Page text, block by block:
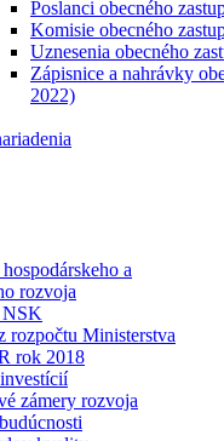
Poslanci obecného
Komisie obecného
Uznesenia obecného
Zápisnice a nahrávky
2022)
a
rozvoja
NSK
rozpočtu Ministerstva
rok 2018
zámery rozvoja